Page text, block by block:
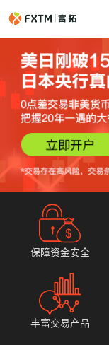
保障资金安全
丰富交易产品